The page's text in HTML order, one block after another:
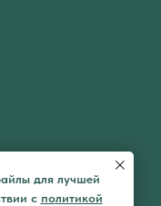
для лучшей
с политикой